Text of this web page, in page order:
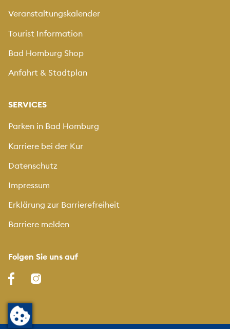
Veranstaltungskalender
Tourist Information
Bad Homburg Shop
Anfahrt & Stadtplan
SERVICES
Parken in Bad Homburg
Karriere bei der Kur
Datenschutz
Impressum
Erklärung zur Barrierefreiheit
Barriere melden
Folgen Sie uns auf